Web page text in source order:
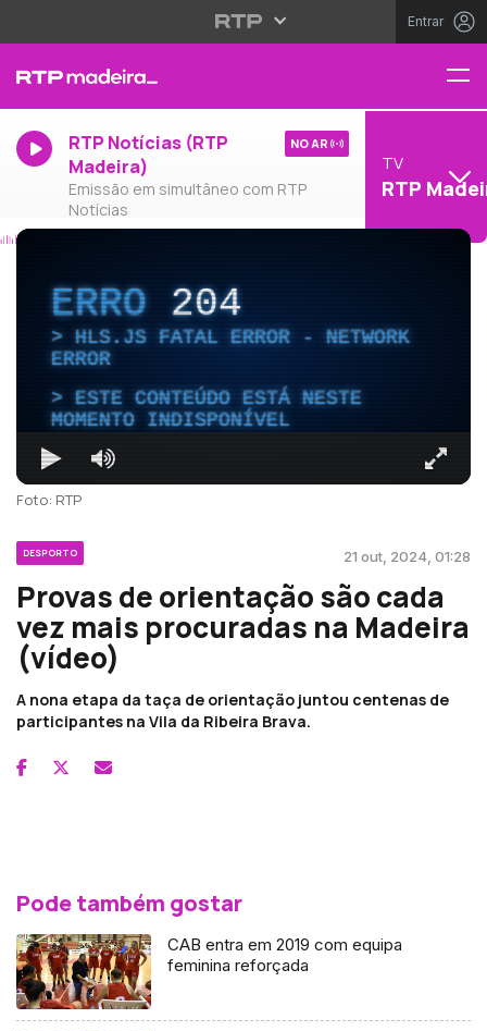
Entrar
RTP Notícias (RTP
Madeira)
Emissão em simultâneo com RTP
Notícias
NO AR
TV
RTP
ERRO204
HLS.JS FATAL ERROR - NETWORK
ERROR
ESTE CONTEÚDO ESTÁ NESTE
MOMENTO INDISPONÍVEL
Foto: RTP
DESPORTO 21 out, 2024, 01:28
Provas de orientação são cada
vez mais procuradas na Madeira
(vídeo)
A nona etapa da taça de orientação juntou centenas de
participantes na Vila da Ribeira Brava.
Pode também gostar
CAB entra em 2019 com equipa
feminina reforçada